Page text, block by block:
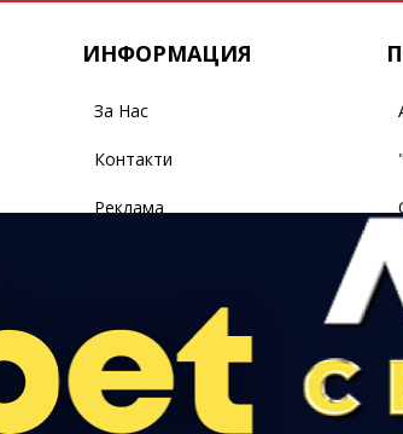
ИНФОРМАЦИЯ
За Нас
Контакти
Реклама
Поверителност